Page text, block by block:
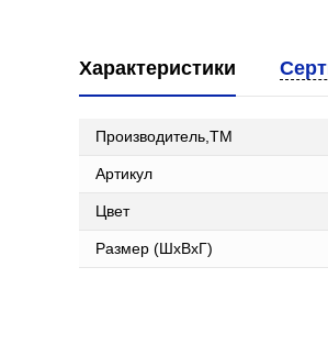
Характеристики
Производитель,ТМ
Артикул
Цвет
Размер (ШxВxГ)